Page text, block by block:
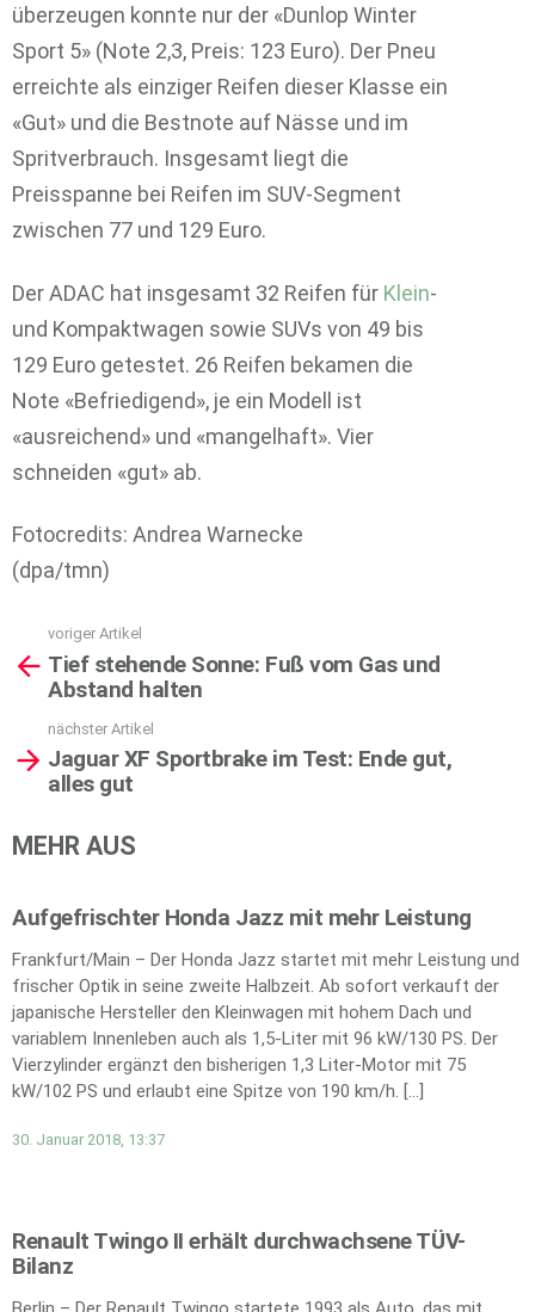
überzeugen konnte nur der «Dunlop Winter
Sport 5» (Note 2,3, Preis: 123 Euro). Der Pneu
erreichte als einziger Reifen dieser Klasse ein
«Gut» und die Bestnote auf Nässe und im
Spritverbrauch. Insgesamt liegt die
Preisspanne bei Reifen im SUV-Segment
zwischen 77 und 129 Euro.
Der ADAC hat insgesamt 32 Reifen für Klein-
und Kompaktwagen sowie SUVs von 49 bis
129 Euro getestet. 26 Reifen bekamen die
Note «Befriedigend», je ein Modell ist
«ausreichend» und «mangelhaft». Vier
schneiden «gut» ab.
Fotocredits: Andrea Warnecke
(dpa/tmn)
more
voriger Artikel
Tief stehende Sonne: Fuß vom Gas und
Abstand halten
nächster Artikel
Jaguar XF Sportbrake im Test: Ende gut,
alles gut
MEHR AUS
Aufgefrischter Honda Jazz mit mehr Leistung
Frankfurt/Main – Der Honda Jazz startet mit mehr Leistung und
frischer Optik in seine zweite Halbzeit. Ab sofort verkauft der
japanische Hersteller den Kleinwagen mit hohem Dach und
variablem Innenleben auch als 1,5-Liter mit 96 kW/130 PS. Der
Vierzylinder ergänzt den bisherigen 1,3 Liter-Motor mit 75
kW/102 PS und erlaubt eine Spitze von 190 km/h. […]
30. Januar 2018, 13:37
Renault Twingo II erhält durchwachsene TÜV-
Bilanz